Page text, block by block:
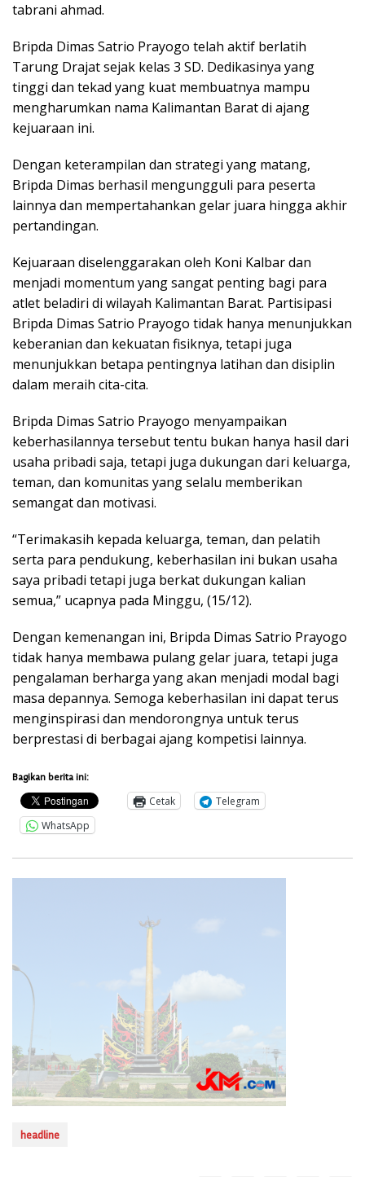
tabrani ahmad.
Bripda Dimas Satrio Prayogo telah aktif berlatih
Tarung Drajat sejak kelas 3 SD. Dedikasinya yang
tinggi dan tekad yang kuat membuatnya mampu
mengharumkan nama Kalimantan Barat di ajang
kejuaraan ini.
Dengan keterampilan dan strategi yang matang,
Bripda Dimas berhasil mengungguli para peserta
lainnya dan mempertahankan gelar juara hingga akhir
pertandingan.
Kejuaraan diselenggarakan oleh Koni Kalbar dan
menjadi momentum yang sangat penting bagi para
atlet beladiri di wilayah Kalimantan Barat. Partisipasi
Bripda Dimas Satrio Prayogo tidak hanya menunjukkan
keberanian dan kekuatan fisiknya, tetapi juga
menunjukkan betapa pentingnya latihan dan disiplin
dalam meraih cita-cita.
Bripda Dimas Satrio Prayogo menyampaikan
keberhasilannya tersebut tentu bukan hanya hasil dari
usaha pribadi saja, tetapi juga dukungan dari keluarga,
teman, dan komunitas yang selalu memberikan
semangat dan motivasi.
“Terimakasih kepada keluarga, teman, dan pelatih
serta para pendukung, keberhasilan ini bukan usaha
saya pribadi tetapi juga berkat dukungan kalian
semua,” ucapnya pada Minggu, (15/12).
Dengan kemenangan ini, Bripda Dimas Satrio Prayogo
tidak hanya membawa pulang gelar juara, tetapi juga
pengalaman berharga yang akan menjadi modal bagi
masa depannya. Semoga keberhasilan ini dapat terus
menginspirasi dan mendorongnya untuk terus
berprestasi di berbagai ajang kompetisi lainnya.
Bagikan berita ini:
Cetak
Telegram
WhatsApp
headline